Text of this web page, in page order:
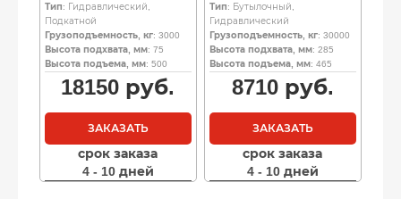
Тип: Гидравлический,
Подкатной
Грузоподъемность, кг: 3000
Высота подхвата, мм: 75
Высота подъема, мм: 500
18150 руб.
ЗАКАЗАТЬ
срок заказа
4 - 10 дней
Тип: Бутылочный,
Гидравлический
Грузоподъемность, кг: 30000
Высота подхвата, мм: 285
Высота подъема, мм: 465
8710руб.
ЗАКАЗАТЬ
срок заказа
4 - 10 дней